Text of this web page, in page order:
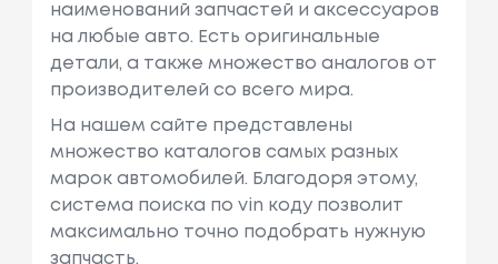
наименований запчастей и аксессуаров
на любые авто. Есть оригинальные
детали, а также множество аналогов от
производителей со всего мира.
На нашем сайте представлены
множество каталогов самых разных
марок автомобилей. Благодоря этому,
система поиска по vin коду позволит
максимально точно подобрать нужную
запчасть.